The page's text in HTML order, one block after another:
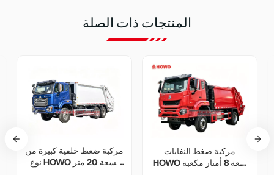
المنتجات ذات الصلة
مركبة ضغط النفايات
HOWO سعة 8 أمتار مكعبة
هيكل شاحنة ضغط النفايات
سعة 10 أمتار مكعبة